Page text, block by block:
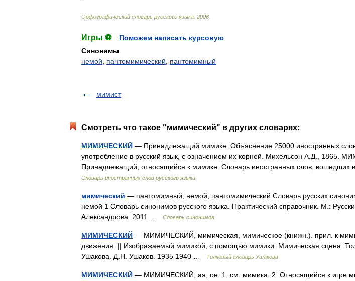
Орфографический словарь русского языка 2006
Игры ⚽
Поможем написать курсовую
Синонимы:
немой
пантомимический пантомимный
мимист
Смотреть что такое "мимический" в других словарях:
МИМИЧЕСКИЙ — Принадлежащий мимике. Объяснение 25000 иностранных
употребление в русский язык, с означением их корней. Михельсон А.Д., 1865.
Принадлежащий, относящийся к мимике. Словарь иностранных слов, вошедших
Словарь иностранных слов русского языка
мимический — пантомимный, немой, пантомимический Словарь русских
немой 1 Словарь синонимов русского языка. Практический справочник. М.:
Александрова. 2011 …
Словарь синонимов
МИМИЧЕСКИЙ — МИМИЧЕСКИЙ, мимическая, мимическое (книжн.). прил. к
движения. || Изображаемый мимикой, с помощью мимики. Мимическая сцена.
Ушакова. Д.Н. Ушаков. 1935 1940 …
Толковый словарь Ушакова
МИМИЧЕСКИЙ — МИМИЧЕСКИЙ, ая, ое. 1. см. мимика. 2. Относящийся к игре